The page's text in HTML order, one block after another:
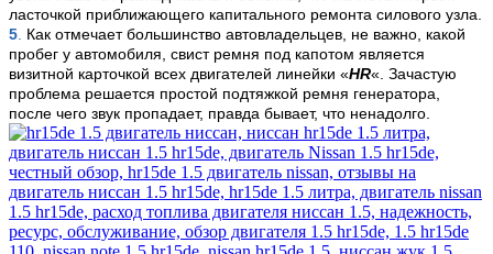
ласточкой приближающего капитального ремонта силового узла.
5 Как отмечает большинство автовладельцев, не важно, какой
пробег у автомобиля, свист ремня под капотом является
визитной карточкой всех двигателей линейки «HR«. Зачастую
проблема решается простой подтяжкой ремня генератора,
после чего звук пропадает, правда бывает, что ненадолго.